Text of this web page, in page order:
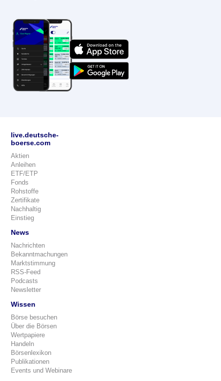
live.deutsche-
boerse.com
Aktien
Anleihen
ETF/ETP
Fonds
Rohstoffe
Zertifikate
Nachhaltig
Einstieg
News
Nachrichten
Bekanntmachungen
Marktstimmung
RSS-Feed
Podcasts
Newsletter
Wissen
Börse besuchen
Über die Börsen
Wertpapiere
Handeln
Börsenlexikon
Publikationen
Events und Webinare